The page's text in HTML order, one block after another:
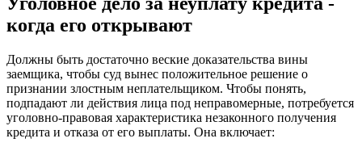
когда его открывают
Должны быть достаточно веские доказательства вины
заемщика, чтобы суд вынес положительное решение о
признании злостным неплательщиком. Чтобы понять,
подпадают ли действия лица под неправомерные, потребуется
уголовно-правовая характеристика незаконного получения
кредита и отказа от его выплаты. Она включает: